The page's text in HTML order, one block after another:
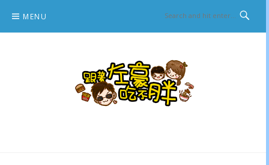
content
MENU